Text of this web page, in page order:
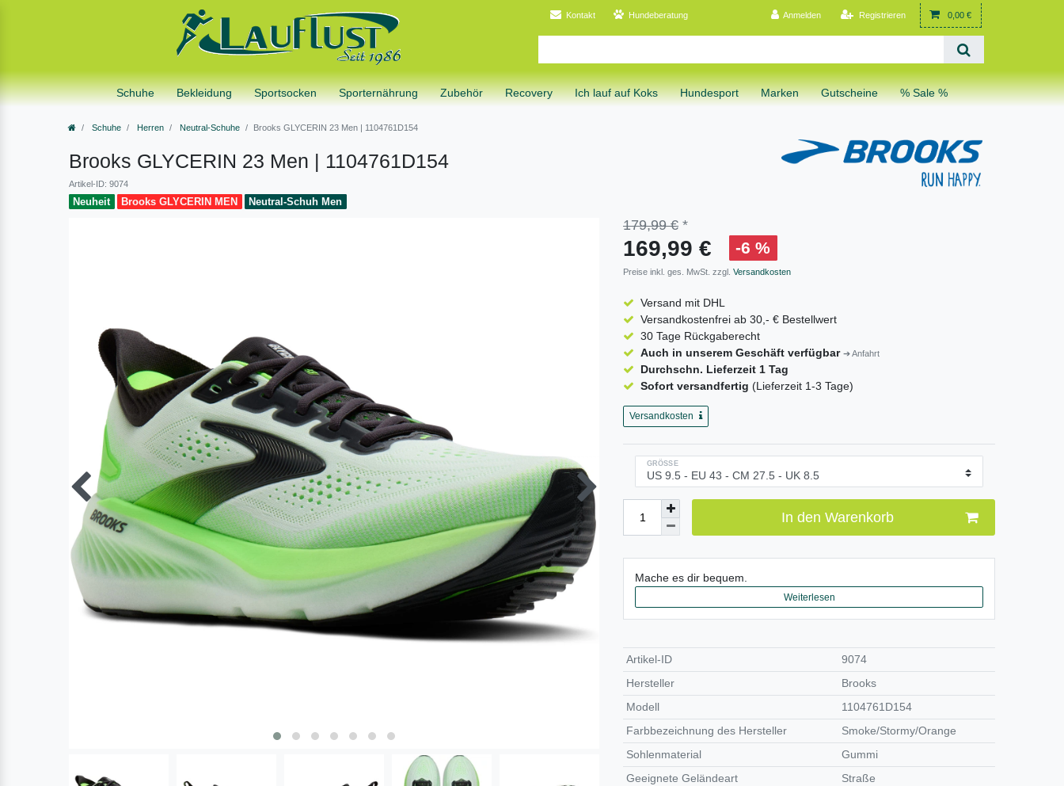
Kontakt Hundeberatung Anmelden Registrieren 0,00 €
Schuhe Bekleidung Sportsocken Sporternährung Zubehör Recovery Ich lauf auf Koks Hundesport Marken Gutscheine % Sale %
Schuhe Herren Neutral-Schuhe Brooks GLYCERIN 23 Men | 1104761D154
Brooks GLYCERIN 23 Men | 1104761D154
Artikel-ID: 9074
Neuheit Brooks GLYCERIN MEN Neutral-Schuh Men
179,99 € *
169,99 € -6 %
Preise inkl. ges. MwSt. zzgl. Versandkosten
Versand mit DHL
Versandkostenfrei ab 30,- € Bestellwert
30 Tage Rückgaberecht
Auch in unserem Geschäft verfügbar ➔ Anfahrt
Durchschn. Lieferzeit 1 Tag
Sofort versandfertig (Lieferzeit 1-3 Tage)
Versandkosten
GRÖSSE
In den Warenkorb
Mache es dir bequem.
Weiterlesen
Artikel-ID
9074
Hersteller
Brooks
Modell
1104761D154
Farbbezeichnung des Hersteller
Smoke/Stormy/Orange
Sohlenmaterial
Gummi
Geeignete Geländeart
Straße